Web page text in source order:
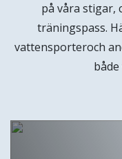
på våra stigar,
träningspass.
vattensporteroch